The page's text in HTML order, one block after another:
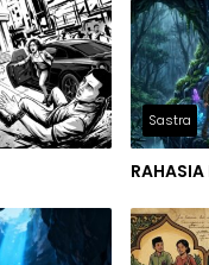
Sastra
RAHASIA